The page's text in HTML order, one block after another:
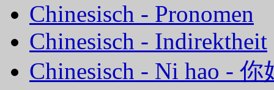
Chinesisch - Pronomen
Chinesisch - Indirektheit
Chinesisch - Ni hao - 你